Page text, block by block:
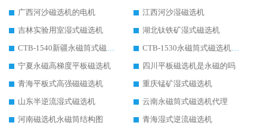
广西河沙磁选机的电机
江西河沙湿磁选机
吉林实验用室湿式磁选机
湖北钛铁矿湿式磁选机
CTB-1540新疆永磁筒式磁选机
CTB-1530永磁筒式磁选机代理商
宁夏永磁高梯度平板磁选机
四川平板磁选机是永磁的吗
青海平板式高强磁磁选机
重庆锰矿湿式磁选机
山东半逆流湿式磁选机
云南永磁筒式磁选机代理
河南磁选机永磁筒结构图
青海湿式逆流磁选机